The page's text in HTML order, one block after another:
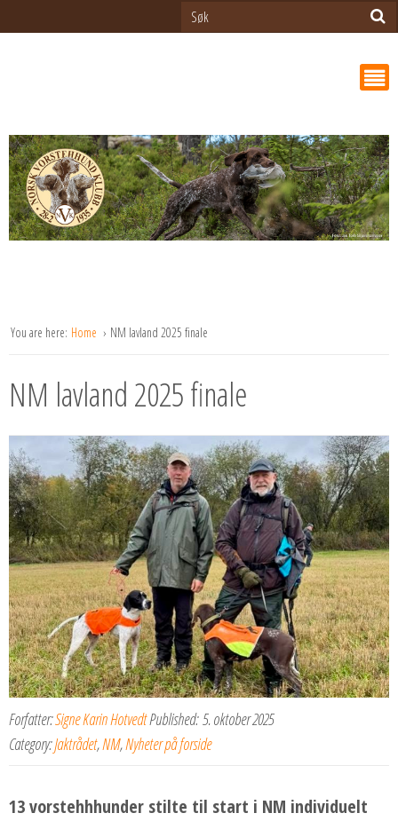
You are here: Home NM lavland 2025 finale
NM lavland 2025 finale
Forfatter:Signe Karin HotvedtPublished: 5. oktober 2025
Category:Jaktrådet,NM,Nyheter på forside
13 vorstehhhunder stilte til start i NM individuelt